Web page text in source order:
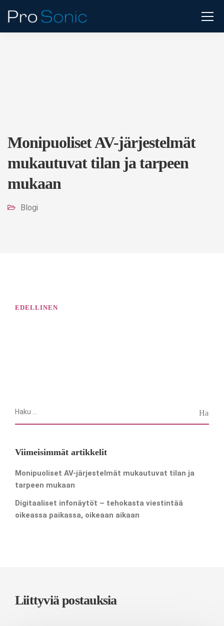
Monipuoliset AV-järjestelmät
mukautuvat tilan ja tarpeen
mukaan
Blogi
EDELLINEN
Viimeisimmät artikkelit
Monipuoliset AV-järjestelmät mukautuvat tilan ja
tarpeen mukaan
Digitaaliset infonäytöt – tehokasta viestintää
oikeassa paikassa, oikeaan aikaan
Liittyviä postauksia